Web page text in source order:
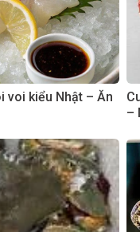
voi kiểu Nhật – Ăn
–